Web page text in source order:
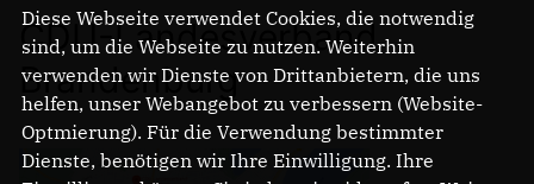
CDU-Landesverband
Brandenburg
Diese Webseite verwendet Cookies, die notwendig
sind, um die Webseite zu nutzen. Weiterhin
verwenden wir Dienste von Drittanbietern, die uns
helfen, unser Webangebot zu verbessern (Website-
Optmierung). Für die Verwendung bestimmter
Dienste, benötigen wir Ihre Einwilligung. Ihre